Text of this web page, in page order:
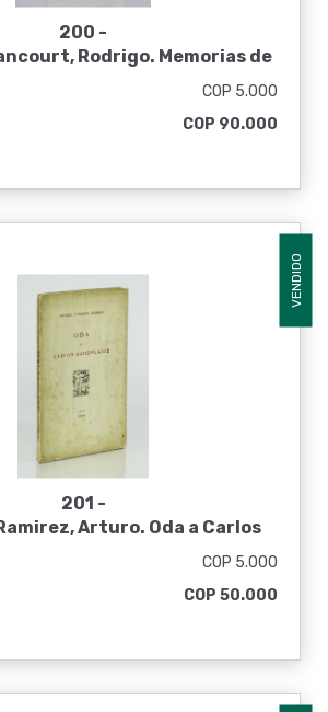
200 -
Rodrigo. Memorias de
COP 5.000
COP 90.000
VENDIDO
201 -
Arturo. Oda a Carlos
[Gómez Jaramillo]
COP 5.000
COP 50.000